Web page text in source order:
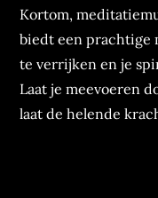
Kortom,
biedt een prachtige
te verrijken en je
Laat je meevoeren
laat de helende